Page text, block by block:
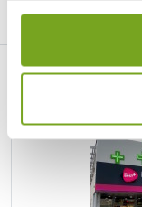
Votre choix de
Facebook
LE SITE